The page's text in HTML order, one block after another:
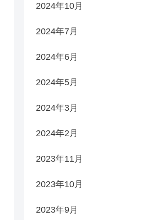
2024年10月
2024年7月
2024年6月
2024年5月
2024年3月
2024年2月
2023年11月
2023年10月
2023年9月